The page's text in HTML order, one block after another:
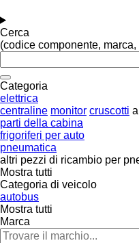
Cerca
(codice componente,
Categoria
elettrica
centraline monitor cruscotti
parti della cabina
frigoriferi per auto
pneumatica
altri pezzi di ricambio per
Mostra tutti
Categoria di veicolo
autobus
Mostra tutti
Marca